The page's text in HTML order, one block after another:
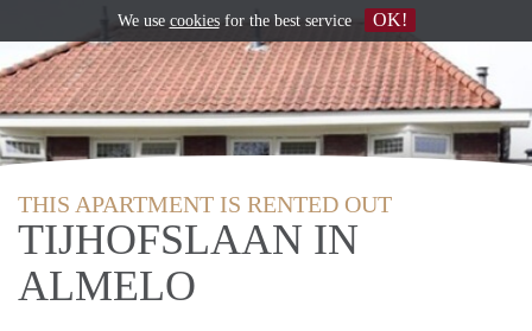
THIS APARTMENT IS RENTED OUT
TIJHOFSLAAN IN
ALMELO
We use cookiesfor the best service OK!